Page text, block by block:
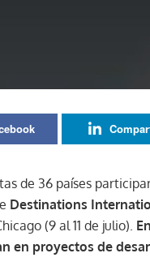
de 36 países
Destinations
(9 al 11 de julio).
en proyectos de